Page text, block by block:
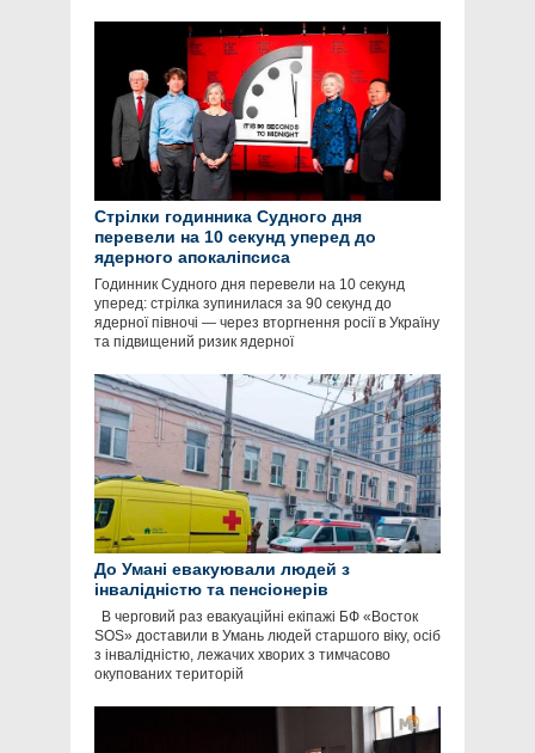
Стрілки годинника Судного дня
перевели на 10 секунд уперед до
ядерного апокаліпсиса
Годинник Судного дня перевели на 10 секунд
уперед: стрілка зупинилася за 90 секунд до
ядерної півночі — через вторгнення росії в Україну
та підвищений ризик ядерної
До Умані евакуювали людей з
інвалідністю та пенсіонерів
В черговий раз евакуаційні екіпажі БФ «Восток
SOS» доставили в Умань людей старшого віку, осіб
з інвалідністю, лежачих хворих з тимчасово
окупованих територій